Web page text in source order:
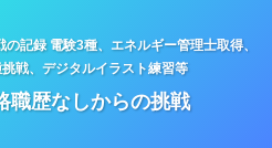
記録 電験3種、エネルギー管理士取得、
戦、デジタルイラスト練習等
職歴なしからの挑戦